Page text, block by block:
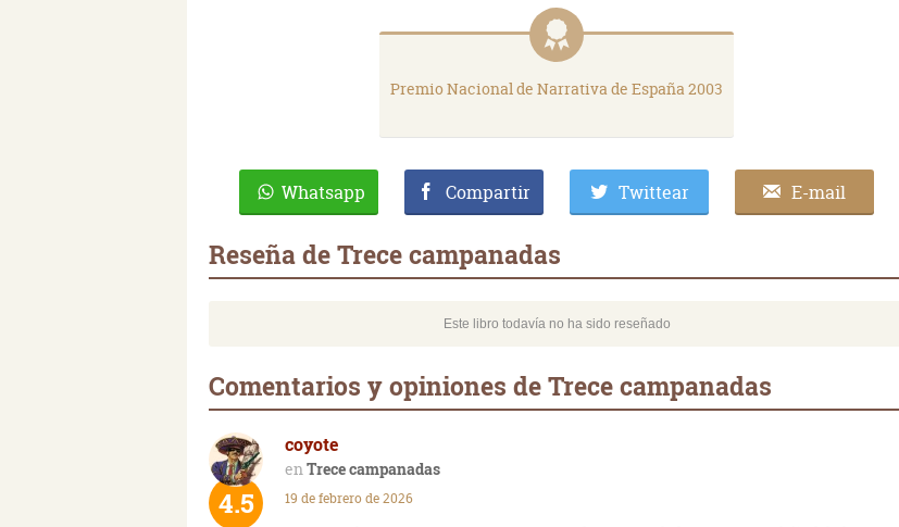
Premio Nacional de Narrativa de España 2003
Whatsapp Compartir Twittear E-mail
Reseña de Trece campanadas
Este libro todavía no ha sido reseñado
Comentarios y opiniones de Trece campanadas
coyote
Trece campanadas
4.5 19 de febrero de 2026